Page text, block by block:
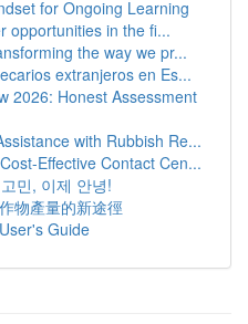
for Ongoing Learning
opportunities in the fi...
the way we pr...
extranjeros en Es...
2026: Honest Assessment
with Rubbish Re...
Effective Contact Cen...
민, 이제 안녕!
物產量的新途徑
Guide